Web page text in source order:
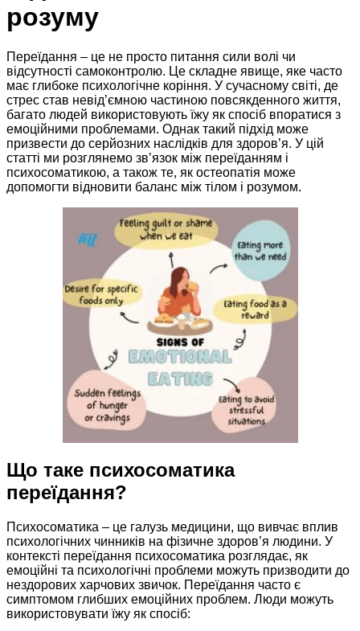
розуму
Переїдання – це не просто питання сили волі чи
відсутності самоконтролю. Це складне явище, яке часто
має глибоке психологічне коріння. У сучасному світі, де
стрес став невід’ємною частиною повсякденного життя,
багато людей використовують їжу як спосіб впоратися з
емоційними проблемами. Однак такий підхід може
призвести до серйозних наслідків для здоров’я. У цій
статті ми розглянемо зв’язок між переїданням і
психосоматикою, а також те, як остеопатія може
допомогти відновити баланс між тілом і розумом.
Що таке психосоматика
переїдання?
Психосоматика – це галузь медицини, що вивчає вплив
психологічних чинників на фізичне здоров’я людини. У
контексті переїдання психосоматика розглядає, як
емоційні та психологічні проблеми можуть призводити до
нездорових харчових звичок. Переїдання часто є
симптомом глибших емоційних проблем. Люди можуть
використовувати їжу як спосіб: